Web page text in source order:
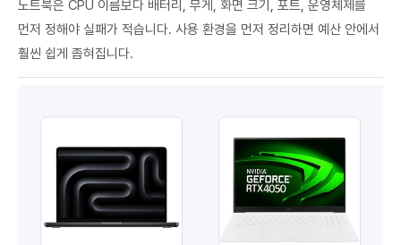
노트북은 CPU 이름보다 배터리, 무게, 화면 크기, 포트, 운영체제를
먼저 정해야 실패가 적습니다. 사용 환경을 먼저 정리하면 예산 안에서
훨씬 쉽게 좁혀집니다.